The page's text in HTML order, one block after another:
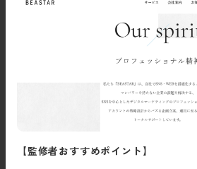
【監修者おすすめポイント】